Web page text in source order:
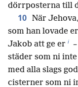
dörrposterna till
10 När
som han lovade
Jakob att ge er i
städer som ni
med alla slags
cisterner som ni